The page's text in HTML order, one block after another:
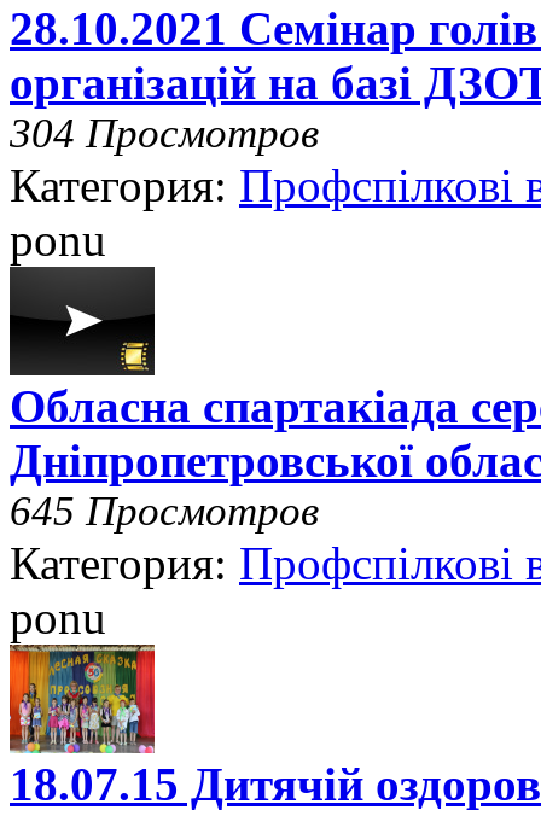
28.10.2021 Семінар
організацій на базі
304 Просмотров
Категория: Профспілкові
ponu
Обласна спартакіада
Дніпропетровської
645 Просмотров
Категория: Профспілкові
ponu
18.07.15 Дитячій